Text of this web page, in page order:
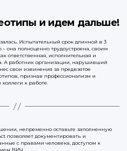
и идем дальше!
Испытательный срок длинной в 3
она полноценно трудоустроена, своим
ответственная, исполнительная и
А работник организации, нарушивший
свои извинения за предвзятое
признав профессионализм и
к работе.
непременно оставьте заполненную
позволяет документировать и
с правами человека, доступом к